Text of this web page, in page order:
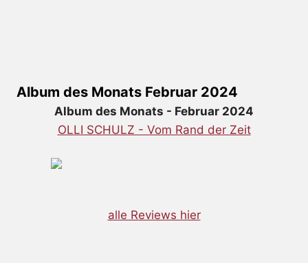
Album des Monats Februar 2024
Album des Monats - Februar 2024
OLLI SCHULZ - Vom Rand der Zeit
alle Reviews hier